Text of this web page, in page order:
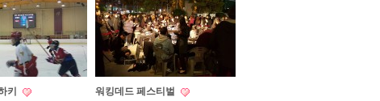
키 워킹데드 페스티벌